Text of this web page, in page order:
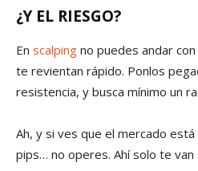
¿Y EL RIESGO?
En scalping no puedes andar
te revientan rápido. Ponlos
resistencia, y busca mínimo un
Ah, y si ves que el mercado
pips… no operes. Ahí solo te van